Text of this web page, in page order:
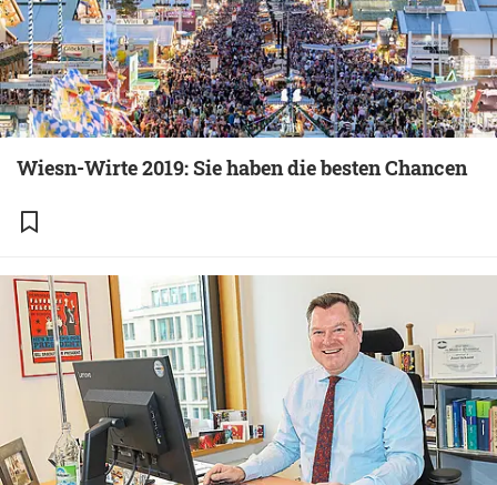
Wiesn-Wirte 2019: Sie haben die besten Chancen